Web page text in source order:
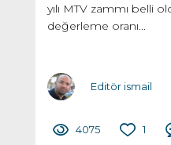
yılı MTV zammı belli
değerleme oranı...
Editör ismail
4075 1